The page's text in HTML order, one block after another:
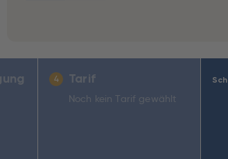
4 Tarif
Noch kein Tarif gewählt